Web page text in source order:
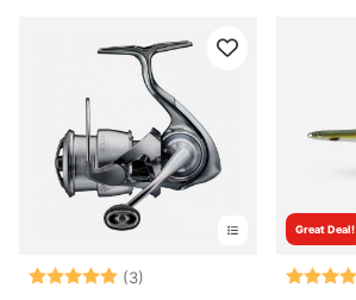
Arvio: (3)
5.0 5:sta tähdestä
Great Deal!
Arvio: